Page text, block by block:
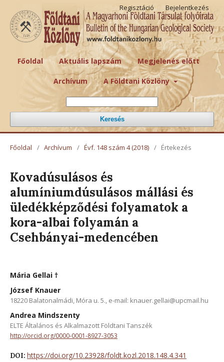
Főoldal Aktuális lapszám Megjelenés előtt
Archívum A Földtani Közlöny
Keresés
Regisztáció Bejelentkezés
Főoldal / Archívum / Évf. 148 szám 4 (2018) / Értekezés
Kovadúsulásos és
alumíniumdúsulásos mállási és
üledékképződési folyamatok a
kora-albai folyamán a
Csehbányai-medencében
Mária Gellai †
József Knauer
18220 Balatonalmádi, Móra u. 5., e-mail: knauer.gellai@upcmail.hu
Andrea Mindszenty
ELTE Általános és Alkalmazott Földtani Tanszék
http://orcid.org/0000-0001-8927-3053
DOI: https://doi.org/10.23928/foldt.kozl.2018.148.4.341